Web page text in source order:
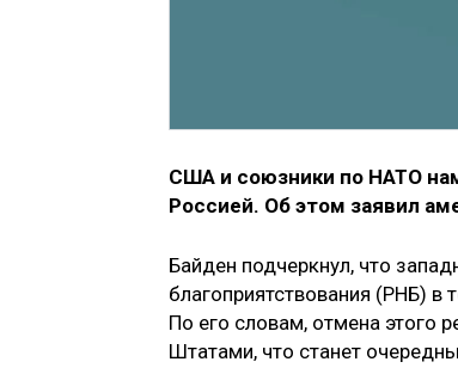
США и союзники по НАТО
Россией. Об этом заявил
Байден подчеркнул, что
благоприятствования (РНБ) в
По его словам, отмена этого
Штатами, что станет